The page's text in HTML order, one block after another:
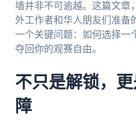
墙并非不可逾越。这篇文
外工作者和华人朋友们准备
一个关键问题：如何选择一
夺回你的观赛自由。
不只是解锁，
障